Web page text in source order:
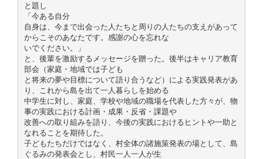
と題し
「今ある自分
自身は、今まで出会った人たちと周りの人たちの支えがあって
からこそのあなたです。感謝の心を忘れな
いでください。」
と、後輩を激励するメッセージを贈った。後半はキャリア教育
部会（家庭・地域では子ども
と将来の夢や目標について語り合うなど）による実践発表があ
り、これから島を出て一人暮らしを始める
中学生に対し、家庭、学校や地域の職場を代表した方々が、物
事の実践における計画・成果・反省・課題や
改善への取り組みを語り、今後の実践におけるヒントや一助と
なれることを期待した。
子どもたちだけではなく、村全体の諸施策発表の場として、島
ぐるみの発表会とし、村民一人一人が生